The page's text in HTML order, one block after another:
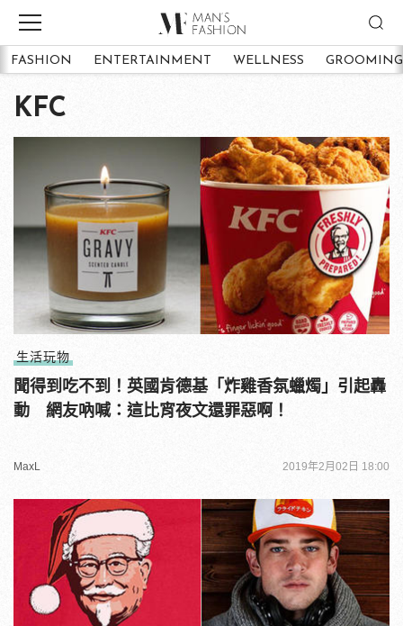
FASHION ENTERTAINMENT WELLNESS GROOMING
KFC
生活玩物
聞得到吃不到！英國肯德基「炸雞香氛蠟燭」引起轟
動 網友吶喊：這比宵夜文還罪惡啊！
MaxL 2019年2月02日 18:00